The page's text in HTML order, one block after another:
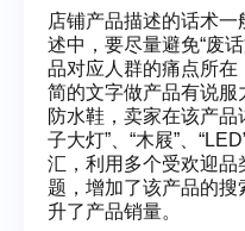
店铺产品描述的话术
述中，要尽量避免“废
品对应人群的痛点所
简的文字做产品有说服
防水鞋，卖家在该产品
子大灯”、“木屐”、
汇，利用多个受欢迎品
题，增加了该产品的搜
升了产品销量。